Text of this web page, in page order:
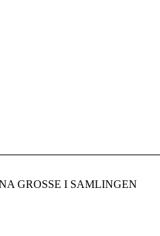
GROSSE I SAMLINGEN